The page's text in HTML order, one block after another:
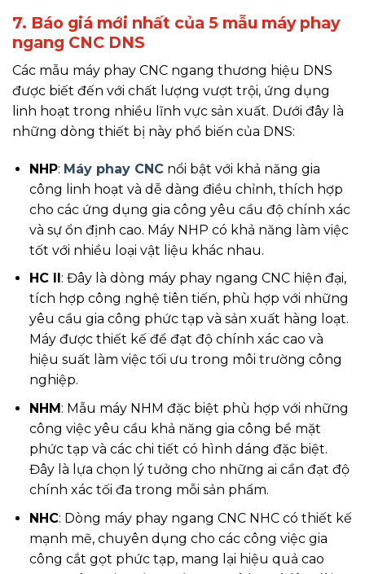
7. Báo giá mới nhất của 5 mẫu máy phay
ngang CNC DNS
Các mẫu máy phay CNC ngang thương hiệu DNS
được biết đến với chất lượng vượt trội, ứng dụng
linh hoạt trong nhiều lĩnh vực sản xuất. Dưới đây là
những dòng thiết bị này phổ biến của DNS:
NHP: Máy phay CNCnổi bật với khả năng gia
công linh hoạt và dễ dàng điều chỉnh, thích hợp
cho các ứng dụng gia công yêu cầu độ chính xác
và sự ổn định cao. Máy NHP có khả năng làm việc
tốt với nhiều loại vật liệu khác nhau.
HC II : Đây là dòng máy phay ngang CNC hiện đại,
tích hợp công nghệ tiên tiến, phù hợp với những
yêu cầu gia công phức tạp và sản xuất hàng loạt.
Máy được thiết kế để đạt độ chính xác cao và
hiệu suất làm việc tối ưu trong môi trường công
nghiệp.
NHM: Mẫu máy NHM đặc biệt phù hợp với những
công việc yêu cầu khả năng gia công bề mặt
phức tạp và các chi tiết có hình dáng đặc biệt.
Đây là lựa chọn lý tưởng cho những ai cần đạt độ
chính xác tối đa trong mỗi sản phẩm.
NHC: Dòng máy phay ngang CNC NHC có thiết kế
mạnh mẽ, chuyên dụng cho các công việc gia
công cắt gọt phức tạp, mang lại hiệu quả cao